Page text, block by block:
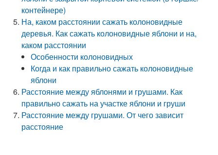
контейнере)
На, каком расстоянии сажать колоновидные
деревья. Как сажать колоновидные яблони и на,
каком расстоянии
Особенности колоновидных
Когда и как правильно сажать колоновидные
яблони
Расстояние между яблонями и грушами. Как
правильно сажать на участке яблони и груши
Расстояние между грушами. От чего зависит
расстояние